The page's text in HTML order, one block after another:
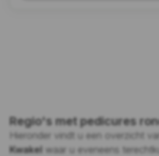
Regio's met pedicures
Hieronder vindt u een overzicht
Kwakel waar u eveneens